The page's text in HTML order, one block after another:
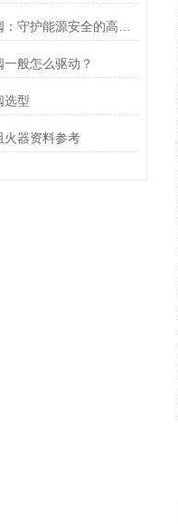
般怎么驱动？
选型
火器资料参考